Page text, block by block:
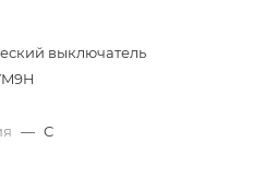
выключатель
— C